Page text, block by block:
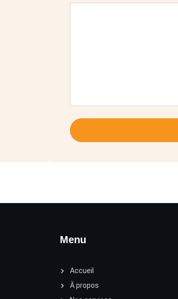
Menu
Accueil
À propos